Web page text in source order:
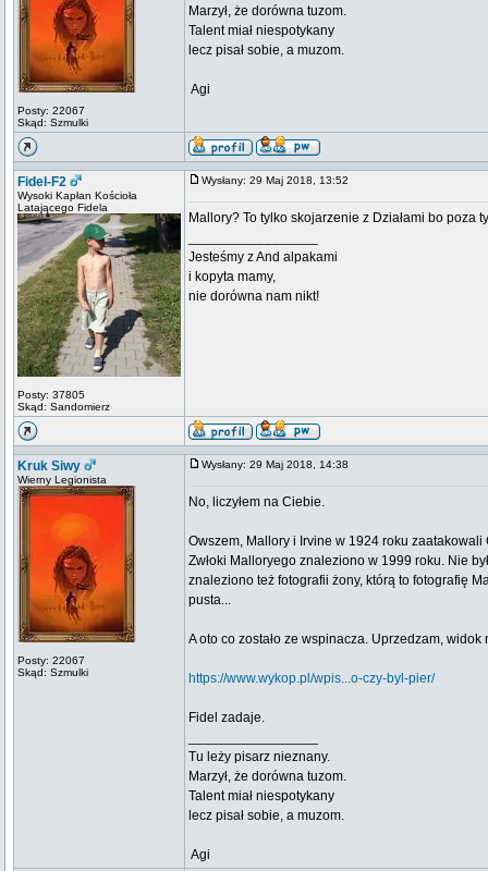
Posty: 22067
Skąd: Szmulki
Marzył, że dorówna tuzom.
Talent miał niespotykany
lecz pisał sobie, a muzom.
 Agi
Fidel-F2
Wysoki Kapłan Kościoła
Latającego Fidela
Posty: 37805
Skąd: Sandomierz
Wysłany: 29 Maj 2018, 13:52
Mallory? To tylko skojarzenie z Działami bo poza
Jesteśmy z And alpakami
i kopyta mamy,
nie dorówna nam nikt!
Kruk Siwy
Wierny Legionista
Posty: 22067
Skąd: Szmulki
Wysłany: 29 Maj 2018, 14:38
No, liczyłem na Ciebie.
Owszem, Mallory i Irvine w 1924 roku
Zwłoki Malloryego znaleziono w 1999 roku. Nie
znaleziono też fotografii żony, którą to fotografię
pusta...
A oto co zostało ze wspinacza. Uprzedzam, widok
https://www.wykop.pl/wpis...o-czy-byl-pier/
Fidel zadaje.
Tu leży pisarz nieznany.
Marzył, że dorówna tuzom.
Talent miał niespotykany
lecz pisał sobie, a muzom.
 Agi